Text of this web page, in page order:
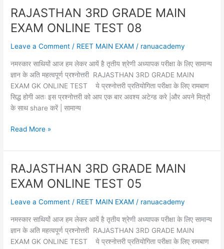
MAIN
EXAM
ONLINE
13
RAJASTHAN 3RD GRADE MAIN
EXAM ONLINE TEST 08
Leave a Comment / REET MAIN EXAM / ranuacademy
नमस्कार साथियों आज हम लेकर आयें है तृतीय श्रेणी अध्यापक परीक्षा के लिए सामान्य
ज्ञान के अति महत्वपूर्ण प्रश्नोत्तरी RAJASTHAN 3RD GRADE MAIN
EXAM GK ONLINE TEST ये प्रश्नोत्तरी प्रतियोगिता परीक्षा के लिए रामबाण
सिद्ध होगी अतः इस प्रश्नोत्तरी को आप एक बार अवश्य अटेन्ड करे |और अपने मित्रों
के साथ share करें | सामान्य
RAJASTHAN
GRADE
MAIN
EXAM
ONLINE
08
Read More »
RAJASTHAN 3RD GRADE MAIN
EXAM ONLINE TEST 05
Leave a Comment / REET MAIN EXAM / ranuacademy
नमस्कार साथियों आज हम लेकर आयें है तृतीय श्रेणी अध्यापक परीक्षा के लिए सामान्य
ज्ञान के अति महत्वपूर्ण प्रश्नोत्तरी RAJASTHAN 3RD GRADE MAIN
EXAM GK ONLINE TEST ये प्रश्नोत्तरी प्रतियोगिता परीक्षा के लिए रामबाण